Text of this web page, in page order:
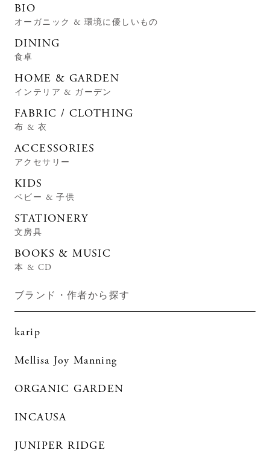
BIO
オーガニック & 環境に優しいもの
DINING
食卓
HOME & GARDEN
インテリア & ガーデン
FABRIC / CLOTHING
布 & 衣
ACCESSORIES
アクセサリー
KIDS
ベビー & 子供
STATIONERY
文房具
BOOKS & MUSIC
本 & CD
ブランド・作者から探す
karip
Mellisa Joy Manning
ORGANIC GARDEN
INCAUSA
JUNIPER RIDGE